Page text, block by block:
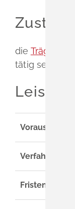
die
tätig sein
Fristen